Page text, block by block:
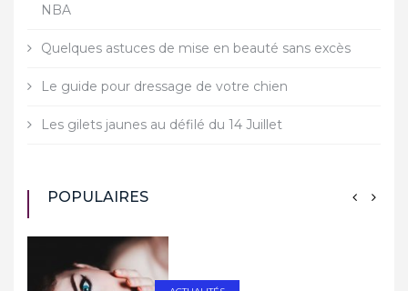
NBA
Quelques astuces de mise en beauté sans excès
Le guide pour dressage de votre chien
Les gilets jaunes au défilé du 14 Juillet
POPULAIRES